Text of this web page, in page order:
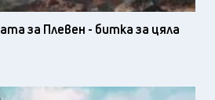
за Плевен - битка за цяла